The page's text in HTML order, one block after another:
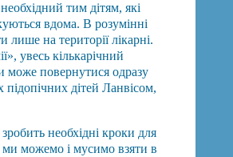
тим дітям, які
вдома. В розумінні
лише на території лікарні.
увесь кількарічний
може повернутися одразу
дітей Ланвісом,
необхідні кроки для
ми можемо і мусимо взяти в